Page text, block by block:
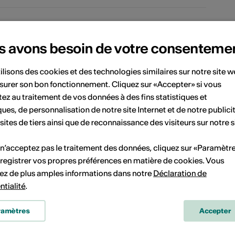
avons besoin de votre
des cookies et des technologies similaires sur notre site
son bon fonctionnement. Cliquez sur «Accepter» si vous
au traitement de vos données à des fins statistiques et
de personnalisation de notre site Internet et de notre
de tiers ainsi que de reconnaissance des visiteurs sur notre
pas le traitement des données, cliquez sur
vos propres préférences en matière de cookies. Vous
de plus amples informations dans notre Déclaration de
.
Accepter